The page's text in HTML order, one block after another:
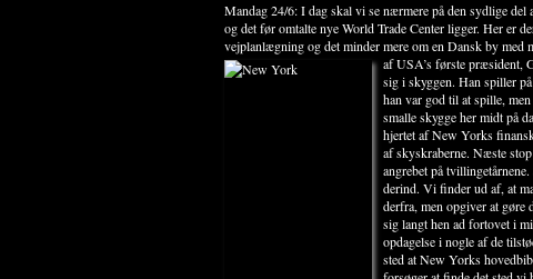
Mandag 24/6: I dag skal vi se nærmere på den sydlige del
og det før omtalte nye World Trade Center ligger. Her er
vejplanlægning og det minder mere om en Dansk by med
af USA’s første præsident,
sig i skyggen. Han spiller
han var god til at spille,
smalle skygge her midt på
hjertet af New Yorks
af skyskraberne. Næste
angrebet på
derind. Vi finder ud af, at
derfra, men opgiver at gøre
sig langt hen ad fortovet i
opdagelse i nogle af de
sted at New Yorks